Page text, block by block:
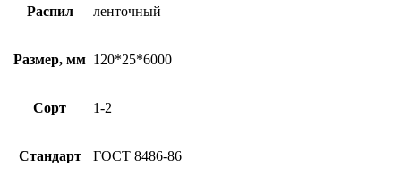
Распил ленточный
Размер, мм 120*25*6000
Сорт 1-2
Стандарт ГОСТ 8486-86